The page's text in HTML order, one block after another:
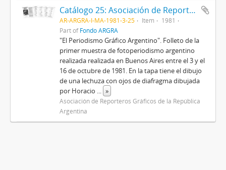
Catálogo 25: Asociación de Reporteros Gráficos de la República Argentina
AR-ARGRA-I-MA-1981-3-25 Item
1981
Part ofFondo ARGRA
"El Periodismo Gráfico Argentino". Folleto de la
primer muestra de fotoperiodismo argentino
realizada realizada en Buenos Aires entre el 3 y el
16 de octubre de 1981. En la tapa tiene el dibujo
de una lechuza con ojos de diafragma dibujada
por Horacio ... »
Asociación de Reporteros Gráficos de la República
Argentina